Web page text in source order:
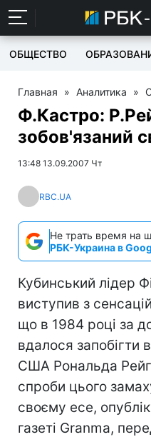
ОБЩЕСТВО
Главная » Аналитика »
Ф.Кастро:
зобов'язаний
13:48 13.09.2007 Чт
RBC.UA
Не трать время на
РБК-Украина в
Кубинський лідер
виступив з
що в 1984 році за
вдалося запобігти
США Рональда
спроби цього
своєму есе,
газеті Granma,